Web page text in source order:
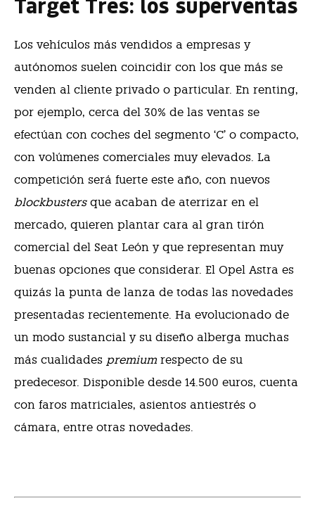
Los vehículos más vendidos a empresas y
autónomos suelen coincidir con los que más se
venden al cliente privado o particular. En renting,
por ejemplo, cerca del 30% de las ventas se
efectúan con coches del segmento ‘C’ o compacto,
con volúmenes comerciales muy elevados. La
competición será fuerte este año, con nuevos
blockbustersque acaban de aterrizar en el
mercado, quieren plantar cara al gran tirón
comercial del Seat León y que representan muy
buenas opciones que considerar. El Opel Astra es
quizás la punta de lanza de todas las novedades
presentadas recientemente. Ha evolucionado de
un modo sustancial y su diseño alberga muchas
más cualidades premium respecto de su
predecesor. Disponible desde 14.500 euros, cuenta
con faros matriciales, asientos antiestrés o
cámara, entre otras novedades.